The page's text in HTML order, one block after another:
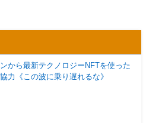
から最新テクノロジーNFTを使った
力《この波に乗り遅れるな》